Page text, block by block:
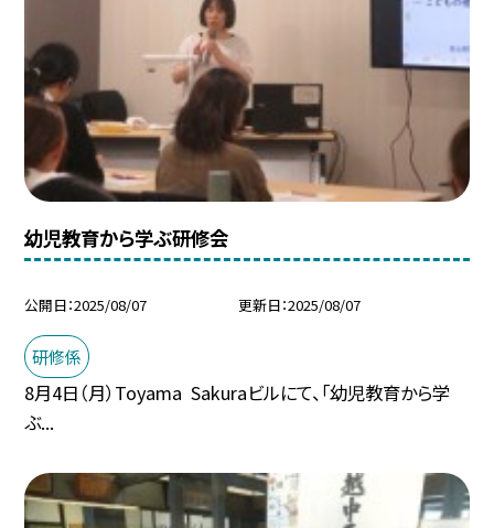
幼児教育から学ぶ研修会
公開日 2025/08/07 更新日 2025/08/07
研修係
8月4日（月）Toyama Sakuraビルにて、「幼児教育から学
ぶ...